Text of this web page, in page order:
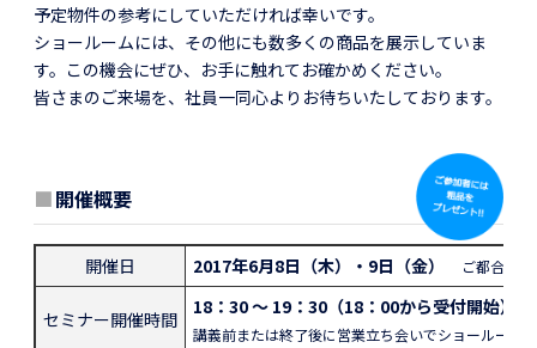
予定物件の参考にしていただければ幸いです。
ショールームには、その他にも数多くの商品を展示していま
す。この機会にぜひ、お手に触れてお確かめください。
皆さまのご来場を、社員一同心よりお待ちいたしております。
■開催概要
開催日 2017年6月8日（木）・9日（金） ご都合の
セミナー開催時間
18：30 ～ 19：30（18：00から受付開始）
講義前または終了後に営業立ち会いでショールーム